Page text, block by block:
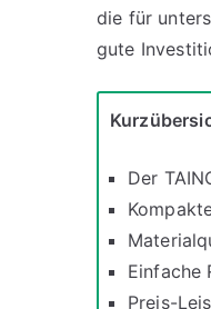
die für
gute
Der
Einfache
Preis-